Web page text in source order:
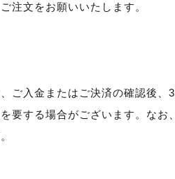
注文をお願いいたします。
ご入金またはご決済の確認後、
要する場合がございます。なお